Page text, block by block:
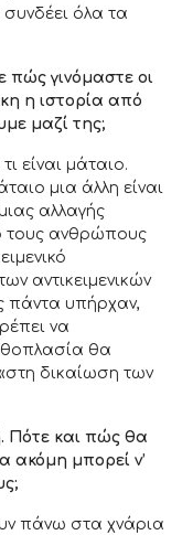
όλα τα
πώς γινόμαστε οι
η ιστορία από
μαζί της;
είναι μάταιο.
μια άλλη είναι
αλλαγής
τους ανθρώπους
αντικειμενικών
πάντα υπήρχαν,
να
θα
δικαίωση των
Πότε και πώς θα
ακόμη μπορεί ν’
πάνω στα χνάρια